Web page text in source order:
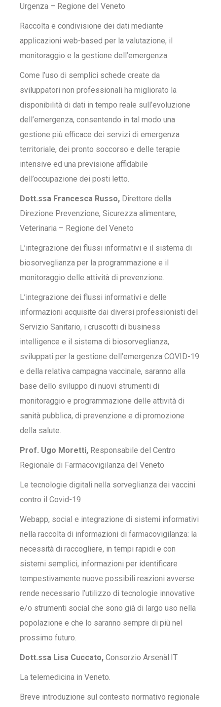
Urgenza – Regione del Veneto
Raccolta e condivisione dei dati mediante
applicazioni web-based per la valutazione, il
monitoraggio e la gestione dell’emergenza.
Come l’uso di semplici schede create da
sviluppatori non professionali ha migliorato la
disponibilità di dati in tempo reale sull’evoluzione
dell’emergenza, consentendo in tal modo una
gestione più efficace dei servizi di emergenza
territoriale, dei pronto soccorso e delle terapie
intensive ed una previsione affidabile
dell’occupazione dei posti letto.
Dott.ssa Francesca Russo, Direttore della
Direzione Prevenzione, Sicurezza alimentare,
Veterinaria – Regione del Veneto
L’integrazione dei flussi informativi e il sistema di
biosorveglianza per la programmazione e il
monitoraggio delle attività di prevenzione.
L’integrazione dei flussi informativi e delle
informazioni acquisite dai diversi professionisti del
Servizio Sanitario, i cruscotti di business
intelligence e il sistema di biosorveglianza,
sviluppati per la gestione dell’emergenza COVID-19
e della relativa campagna vaccinale, saranno alla
base dello sviluppo di nuovi strumenti di
monitoraggio e programmazione delle attività di
sanità pubblica, di prevenzione e di promozione
della salute.
Prof. Ugo Moretti, Responsabile del Centro
Regionale di Farmacovigilanza del Veneto
Le tecnologie digitali nella sorveglianza dei vaccini
contro il Covid-19
Webapp, social e integrazione di sistemi informativi
nella raccolta di informazioni di farmacovigilanza: la
necessità di raccogliere, in tempi rapidi e con
sistemi semplici, informazioni per identificare
tempestivamente nuove possibili reazioni avverse
rende necessario l’utilizzo di tecnologie innovative
e/o strumenti social che sono già di largo uso nella
popolazione e che lo saranno sempre di più nel
prossimo futuro.
Dott.ssa Lisa Cuccato, Consorzio Arsenàl.IT
La telemedicina in Veneto.
Breve introduzione sul contesto normativo regionale